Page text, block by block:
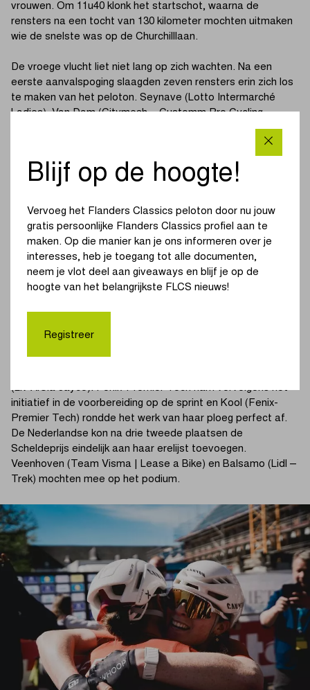
vrouwen. Om 11u40 klonk het startschot, waarna de
rensters na een tocht van 130 kilometer mochten uitmaken
wie de snelste was op de Churchilllaan.
De vroege vlucht liet niet lang op zich wachten. Na een
eerste aanvalspoging slaagden zeven rensters erin zich los
te maken van het peloton. Seynave (Lotto Intermarché
Ladies), Van Dam (Citymesh – Customm Pro Cycling
Team), Porton (Handsling Alba Development Road Team),
Westrock Cycling Team) en Gschwenter (murfit Westrock
Cycling Team) kregen een voorsprong van maximaal 3
Het peloton versnelde en maakte op 50 kilometer van de
finish een einde aan de ontsnapping. Ondanks verschillende
aanvalspogingen van Team SD Worx - Protime slaagden de
sprintersploegen erin alles samen te houden. Een late uitval
van Gerritse (Team SD Worx – Protime) op de Broekstraat
Team Visma | Lease a Bike werd haar poging op vijf
Op twee kilometer van de meet werd de sprint nog
(Liv AlUla Jayco). Fenix-Premier Tech nam vervolgens het
initiatief in de voorbereiding op de sprint en Kool (Fenix-
Premier Tech) rondde het werk van haar ploeg perfect af.
De Nederlandse kon na drie tweede plaatsen de
Scheldeprijs eindelijk aan haar erelijst toevoegen.
Veenhoven (Team Visma | Lease a Bike) en Balsamo (Lidl –
Trek) mochten mee op het podium.
Blijf op de hoogte!
Vervoeg het Flanders Classics peloton door nu jouw
gratis persoonlijke Flanders Classics profiel aan te
maken. Op die manier kan je ons informeren over je
interesses, heb je toegang tot alle documenten,
neem je vlot deel aan giveaways en blijf je op de
hoogte van het belangrijkste FLCS nieuws!
Registreer